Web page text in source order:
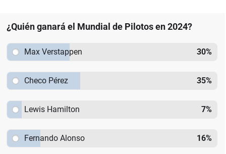
¿Quién ganará el Mundial de Pilotos en 2024?
Max Verstappen 30%
Checo Pérez 35%
Lewis Hamilton 7%
Fernando Alonso 16%